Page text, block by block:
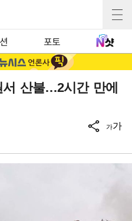
포토
산불…2시간 만에
가가